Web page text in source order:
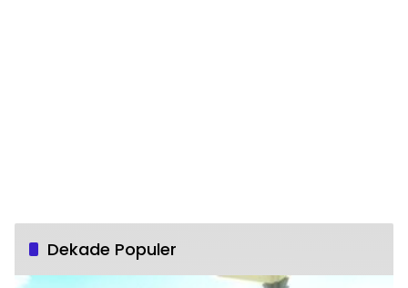
Dekade Populer